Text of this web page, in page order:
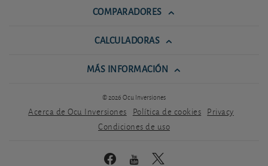
COMPARADORES
CALCULADORAS
MÁS INFORMACIÓN
© 2026 Ocu Inversiones
Acerca de Ocu Inversiones Política de cookies Privacy
Condiciones de uso